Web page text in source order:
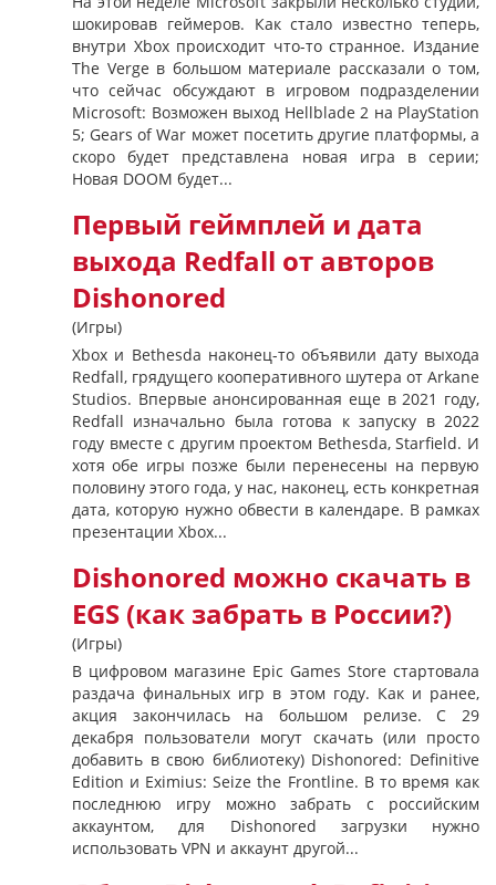
шокировав геймеров. Как стало известно теперь,
внутри Xbox происходит что-то странное. Издание
The Verge в большом материале рассказали о том,
что сейчас обсуждают в игровом подразделении
Microsoft: Возможен выход Hellblade 2 на PlayStation
5; Gears of War может посетить другие платформы, а
скоро будет представлена новая игра в серии;
Новая DOOM будет...
Первый геймплей и дата
выхода Redfall от авторов
Dishonored
(Игры)
Xbox и Bethesda наконец-то объявили дату выхода
Redfall, грядущего кооперативного шутера от Arkane
Studios. Впервые анонсированная еще в 2021 году,
Redfall изначально была готова к запуску в 2022
году вместе с другим проектом Bethesda, Starfield. И
хотя обе игры позже были перенесены на первую
половину этого года, у нас, наконец, есть конкретная
дата, которую нужно обвести в календаре. В рамках
презентации Xbox...
Dishonored можно скачать в
EGS (как забрать в России?)
(Игры)
В цифровом магазине Epic Games Store стартовала
раздача финальных игр в этом году. Как и ранее,
акция закончилась на большом релизе. С 29
декабря пользователи могут скачать (или просто
добавить в свою библиотеку) Dishonored: Definitive
Edition и Eximius: Seize the Frontline. В то время как
последнюю игру можно забрать с российским
аккаунтом, для Dishonored загрузки нужно
использовать VPN и аккаунт другой...